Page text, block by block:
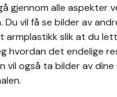
gjennom alle aspekter
Du vil få se bilder av
armplastikk slik at du
hvordan det endelige
vil også ta bilder av